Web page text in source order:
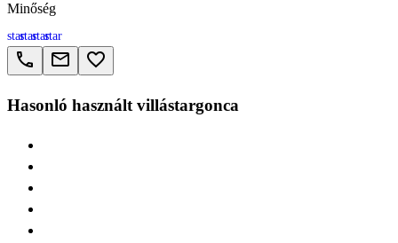
Minőség
starstarstarstar
call email favorite_border
Hasonló használt villástargonca